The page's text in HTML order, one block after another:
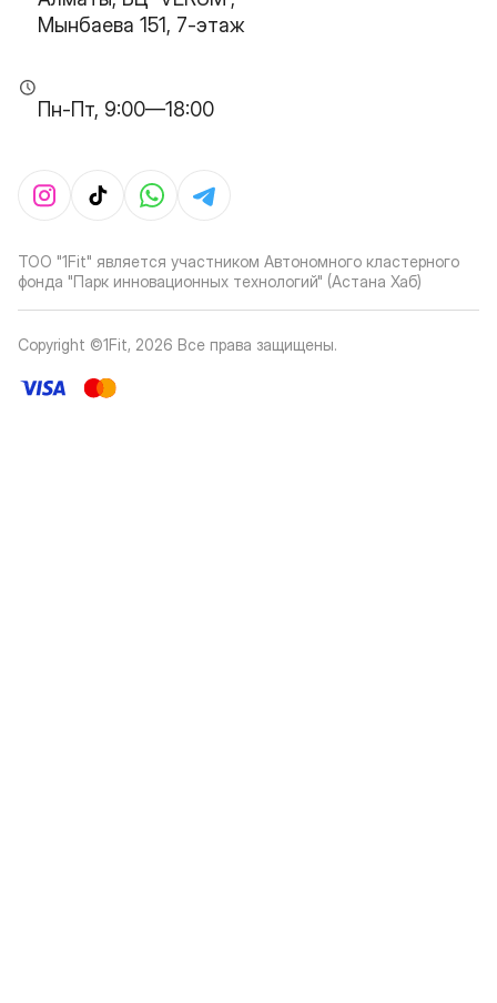
Мынбаева 151, 7-этаж
Пн-Пт, 9:00—18:00
ТОО "1Fit" является участником Автономного кластерного
фонда "Парк инновационных технологий" (Астана Хаб)
Copyright ©1Fit, 2026 Все права защищены.